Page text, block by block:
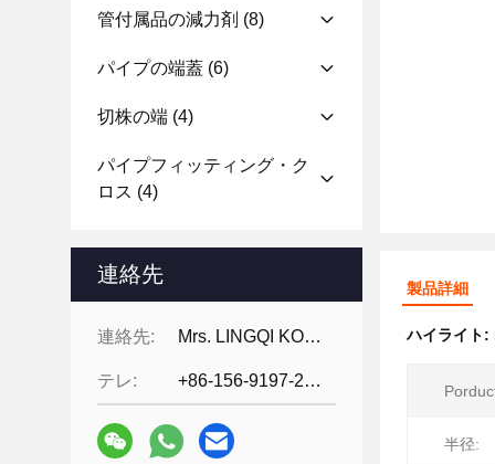
管付属品の減力剤 (8)
パイプの端蓋 (6)
切株の端 (4)
パイプフィッティング・ク
ロス (4)
連絡先
連絡先: Mrs. LINGQI KONG
テレ: +86-156-9197-2150
製品詳細
ハイライト:
半径: